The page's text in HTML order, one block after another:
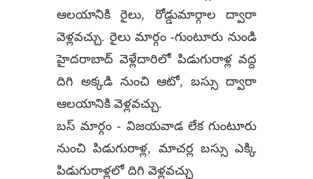
ఆలయానికి రైలు, రోడ్డుమార్గాల ద్వారా
వెళ్లవచ్చు. రైలు మార్గం -గుంటూరు నుండి
హైదరాబాద్ వెళ్లేదారిలో పిడుగురాళ్ల వద్ద
దిగి అక్కడి నుంచి ఆటో, బస్సు ద్వారా
ఆలయానికి వెళ్లవచ్చు.
బస్ మార్గం - విజయవాడ లేక గుంటూరు
నుంచి పిడుగురాళ్ల, మాచర్ల బస్సు ఎక్కి
పిడుగురాళ్లలో దిగి వెళ్లవచ్చు